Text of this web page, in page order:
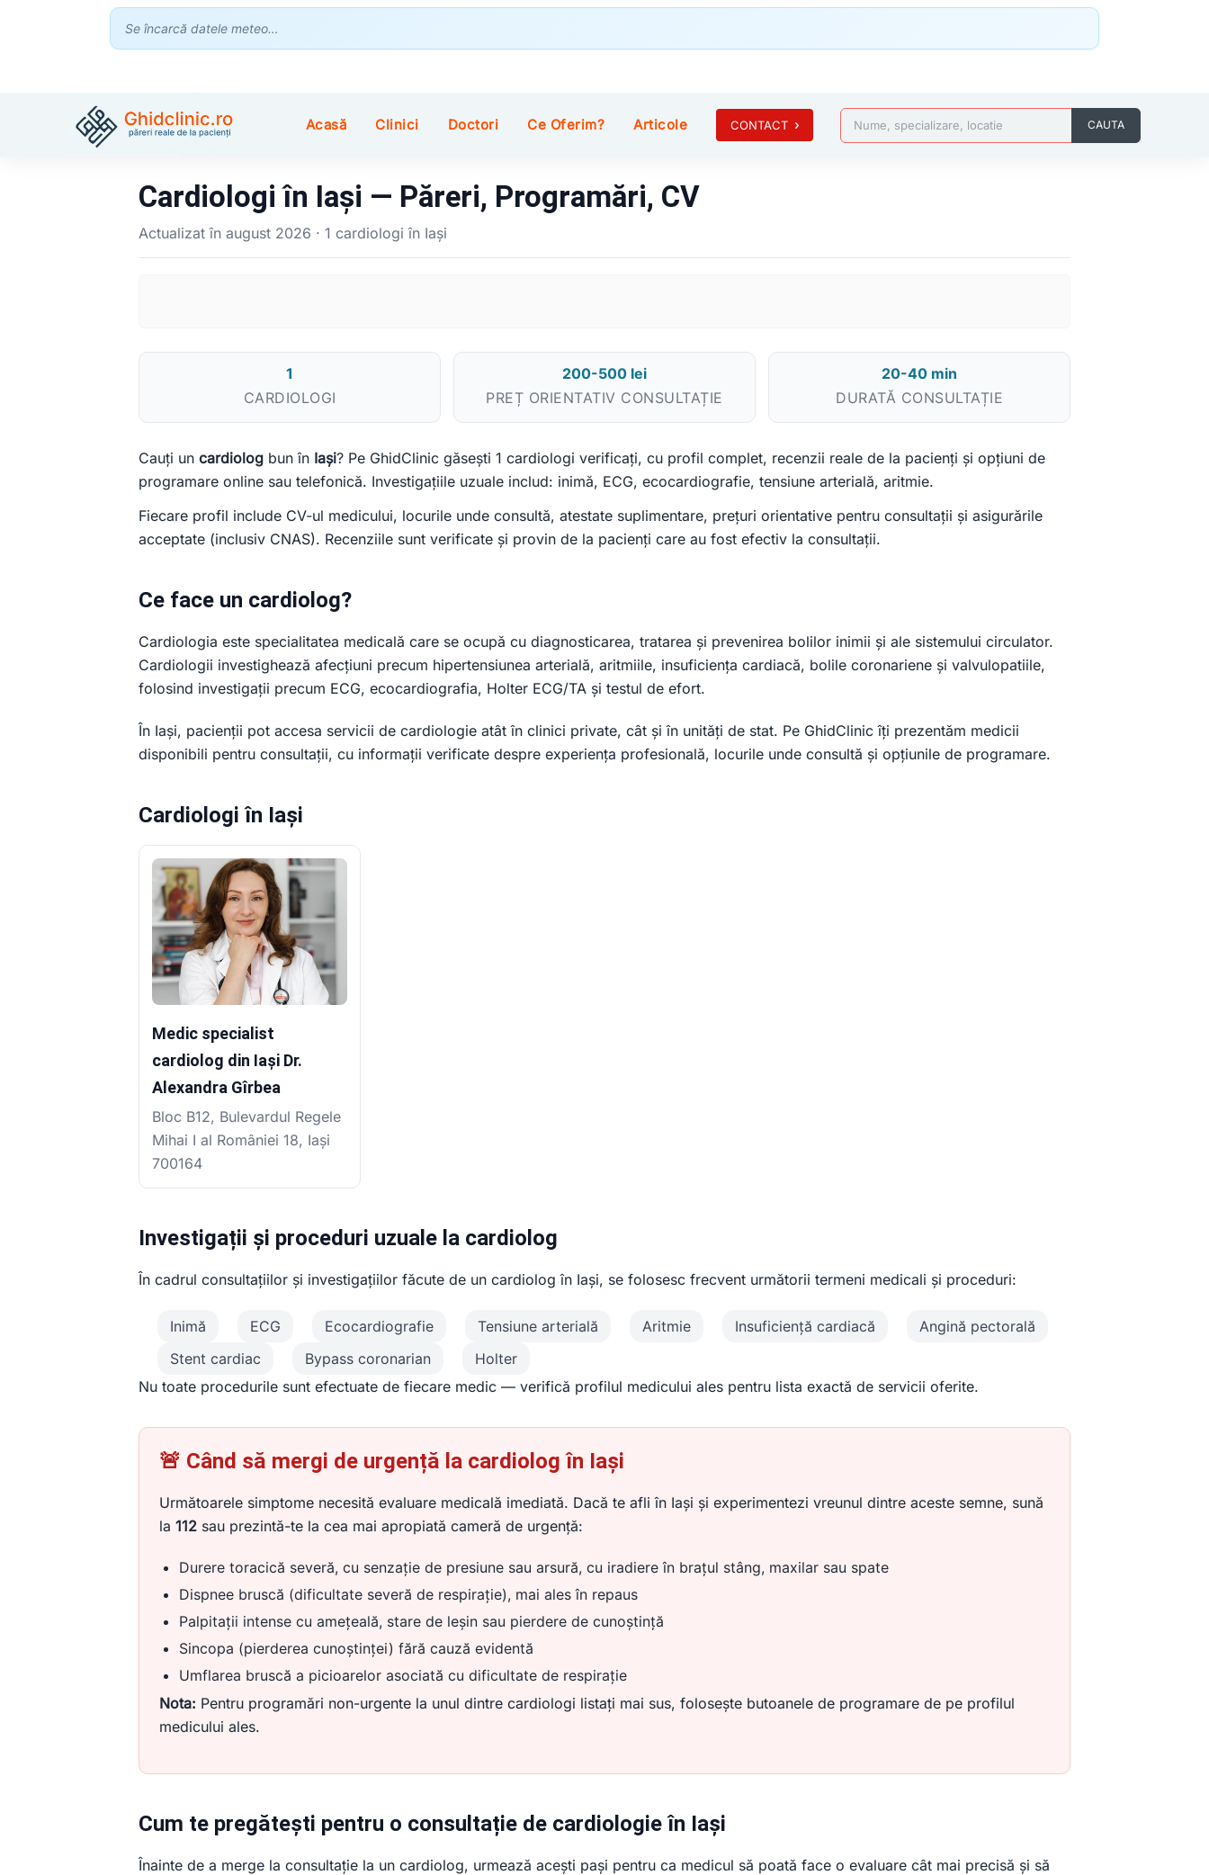
Se încarcă datele meteo…
Acasă Clinici Doctori Ce Oferim? Articole CONTACT Nume, specializare, locatie CAUTA
Cardiologi în Iași — Păreri, Programări, CV
Actualizat în august 2026 · 1 cardiologi în Iași
1
CARDIOLOGI
200-500 lei
PREȚ ORIENTATIV CONSULTAȚIE
20-40 min
DURATĂ CONSULTAȚIE
Cauți un cardiolog bun în Iași? Pe GhidClinic găsești 1 cardiologi verificați, cu profil complet, recenzii reale de la pacienți și opțiuni de
programare online sau telefonică. Investigațiile uzuale includ: inimă, ECG, ecocardiografie, tensiune arterială, aritmie.
Fiecare profil include CV-ul medicului, locurile unde consultă, atestate suplimentare, prețuri orientative pentru consultații și asigurările
acceptate (inclusiv CNAS). Recenziile sunt verificate și provin de la pacienți care au fost efectiv la consultații.
Ce face un cardiolog?
Cardiologia este specialitatea medicală care se ocupă cu diagnosticarea, tratarea și prevenirea bolilor inimii și ale sistemului circulator.
Cardiologii investighează afecțiuni precum hipertensiunea arterială, aritmiile, insuficiența cardiacă, bolile coronariene și valvulopatiile,
folosind investigații precum ECG, ecocardiografia, Holter ECG/TA și testul de efort.
În Iași, pacienții pot accesa servicii de cardiologie atât în clinici private, cât și în unități de stat. Pe GhidClinic îți prezentăm medicii
disponibili pentru consultații, cu informații verificate despre experiența profesională, locurile unde consultă și opțiunile de programare.
Cardiologi în Iași
Medic specialist
cardiolog din Iași Dr.
Alexandra Gîrbea
Bloc B12, Bulevardul Regele
Mihai I al României 18, Iași
700164
Investigații și proceduri uzuale la cardiolog
În cadrul consultațiilor și investigațiilor făcute de un cardiolog în Iași, se folosesc frecvent următorii termeni medicali și proceduri:
Inimă ECG Ecocardiografie Tensiune arterială Aritmie Insuficiență cardiacă
Angină pectorală
Stent cardiac
Bypass coronarian
Holter
Nu toate procedurile sunt efectuate de fiecare medic — verifică profilul medicului ales pentru lista exactă de servicii oferite.
🚨 Când să mergi de urgență la cardiolog în Iași
Următoarele simptome necesită evaluare medicală imediată. Dacă te afli în Iași și experimentezi vreunul dintre aceste semne, sună
la 112 sau prezintă-te la cea mai apropiată cameră de urgență:
Durere toracică severă, cu senzație de presiune sau arsură, cu iradiere în brațul stâng, maxilar sau spate
Dispnee bruscă (dificultate severă de respirație), mai ales în repaus
Palpitații intense cu amețeală, stare de leșin sau pierdere de cunoștință
Sincopa (pierderea cunoștinței) fără cauză evidentă
Umflarea bruscă a picioarelor asociată cu dificultate de respirație
Nota: Pentru programări non-urgente la unul dintre cardiologi listați mai sus, folosește butoanele de programare de pe profilul
medicului ales.
Cum te pregătești pentru o consultație de cardiologie în Iași
Înainte de a merge la consultație la un cardiolog, urmează acești pași pentru ca medicul să poată face o evaluare cât mai precisă și să